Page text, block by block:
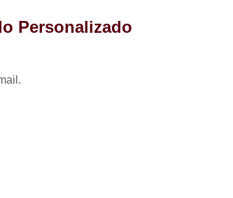
Kit
Kit Festa de
Kit Festa de
Kit Festa de Aniversário
Personalizado